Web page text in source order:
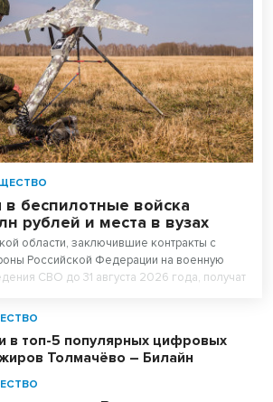
беспилотные войска
рублей и места в вузах
области, заключившие контракты с
Российской Федерации на военную
СВО до 31 августа 2026 года, получат
в регионе создана действенная
и вузы, но набравшим ниже проходных
на приоритетное зачисление в вузы и
основе.
в топ-5 популярных цифровых
Толмачёво – Билайн